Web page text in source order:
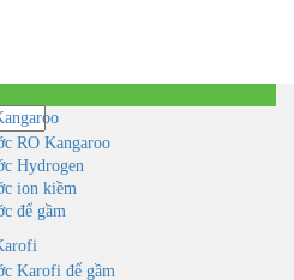
RO Kangaroo
Hydrogen
ion kiềm
để gầm
Karofi để gầm